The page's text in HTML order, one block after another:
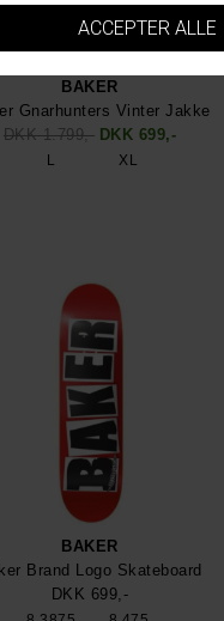
BAKER
Gnarhunters Vinter Jakke
DKK 1.799,- DKK 699,-
L XL
BAKER
Brand Logo Skateboard
DKK 699,-